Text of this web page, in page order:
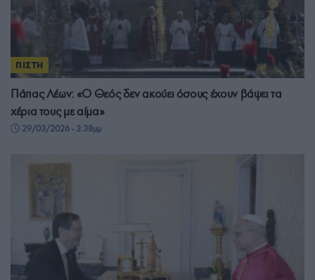
ΠΙΣΤΗ
Πάπας Λέων: «Ο Θεός δεν ακούει όσους έχουν βάψει τα
χέρια τους με αίμα»
29/03/2026 - 3:38μμ